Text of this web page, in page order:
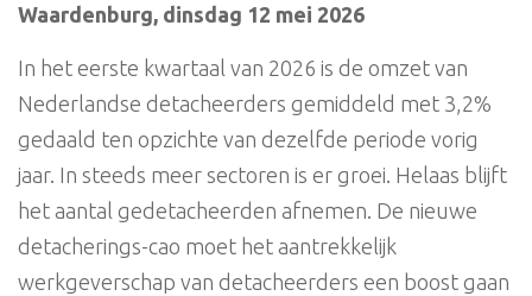
Waardenburg, dinsdag 12 mei 2026
In het eerste kwartaal van 2026 is de omzet van
Nederlandse detacheerders gemiddeld met 3,2%
gedaald ten opzichte van dezelfde periode vorig
jaar. In steeds meer sectoren is er groei. Helaas blijft
het aantal gedetacheerden afnemen. De nieuwe
detacherings-cao moet het aantrekkelijk
werkgeverschap van detacheerders een boost gaan